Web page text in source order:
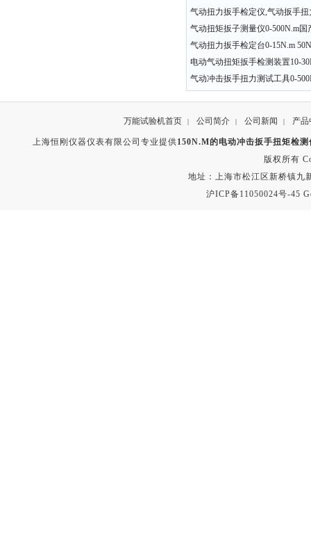
气动扭力扳手检定仪,气动扳手扭
气动扭矩扳子测量仪0-500N.m国
气动扭力扳手检定台0-15N.m
电动气动扭矩扳手检测装置10-
气动冲击扳手扭力测试工具0-
万能试验机首页 | 公司简介 | 公司新闻 | 产品
上海恒刚仪器仪表有限公司专业提供150N.M的电动冲击扳手扭矩检测
版权所有
地址：上海市松江区新桥镇九
沪ICP备11050024号-45